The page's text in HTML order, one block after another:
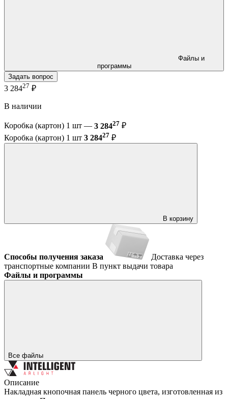
программы
Задать вопрос
3 28427 ₽
В наличии
Коробка (картон) 1 шт — 3 28427 ₽
Коробка (картон) 1 шт 3 28427 ₽
В корзину
Способы получения заказа
Доставка через
транспортные компании В пункт выдачи товара
Файлы и программы
Все файлы
Описание
Накладная кнопочная панель черного цвета, изготовленная из